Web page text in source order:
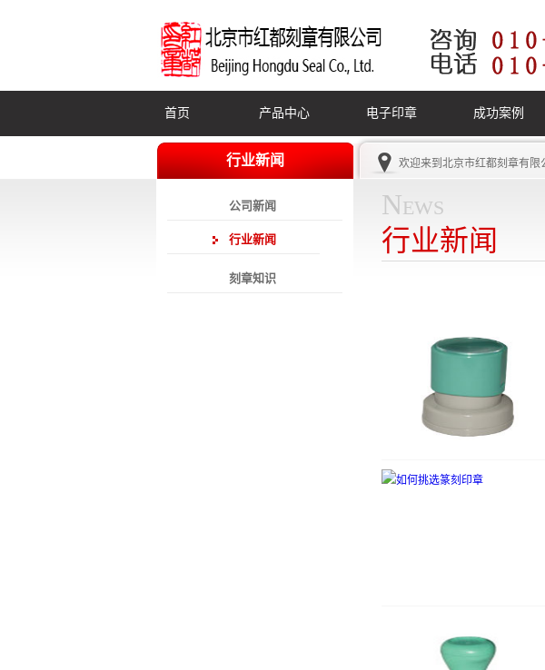
首页 产品中心 电子印章 成功案例
行业新闻
公司新闻
行业新闻
刻章知识
欢迎来到 北京市红都刻章有限
News
行业新闻